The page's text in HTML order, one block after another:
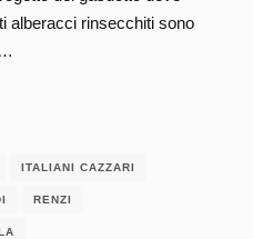
alberacci rinsecchiti sono
ITALIANI CAZZARI
RENZI